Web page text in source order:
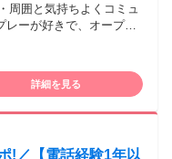
（30代後半・女
アを途切れさせたくな
がら営業経験を活かし
宅で成果を出せるか不安
レーが好きで、オープン
ルリモ
詳細を見る
!／【電話経験1年以